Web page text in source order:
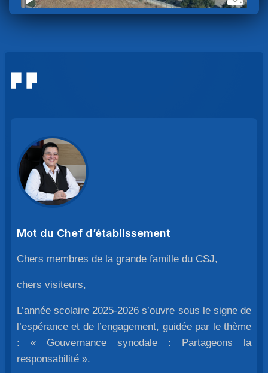
Mot du Chef d’établissement
Chers membres de la grande famille du CSJ,
chers visiteurs,
L’année scolaire 2025-2026 s’ouvre sous le signe de
l’espérance et de l’engagement, guidée par le thème
: « Gouvernance synodale : Partageons la
responsabilité ».